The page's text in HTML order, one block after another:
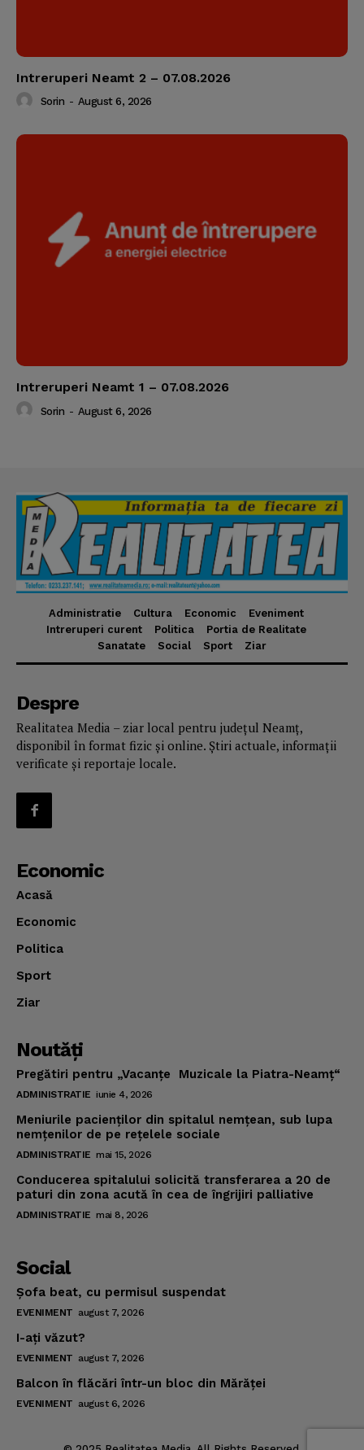
Intreruperi Neamt 2 – 07.08.2026
Sorin - August 6, 2026
Intreruperi Neamt 1 – 07.08.2026
Sorin - August 6, 2026
Administratie Cultura Economic
Eveniment
Intreruperi curent
Politica
Portia de Realitate
Sanatate
Social Sport Ziar
Despre
Realitatea Media – ziar local pentru județul Neamț,
disponibil în format fizic și online. Știri actuale, informații
verificate și reportaje locale.
Economic
Acasă
Economic
Politica
Sport
Ziar
Noutăţi
Pregătiri pentru „Vacanţe Muzicale la Piatra-Neamţ“
ADMINISTRATIE iunie 4, 2026
Meniurile pacienţilor din spitalul nemţean, sub lupa
nemţenilor de pe reţelele sociale
ADMINISTRATIE mai 15, 2026
Conducerea spitalului solicită transferarea a 20 de
paturi din zona acută în cea de îngrijiri palliative
ADMINISTRATIE mai 8, 2026
Social
Şofa beat, cu permisul suspendat
EVENIMENT august 7, 2026
I-aţi văzut?
EVENIMENT august 7, 2026
Balcon în flăcări într-un bloc din Mărăţei
EVENIMENT august 6, 2026